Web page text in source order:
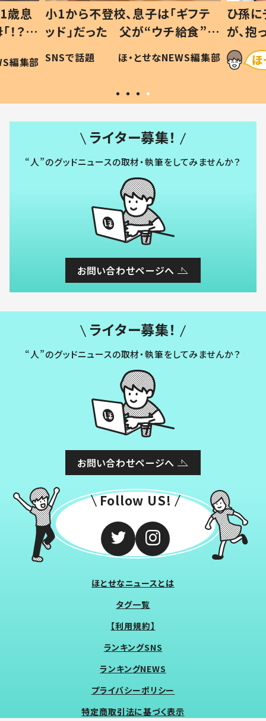
歳息
？」
編集部
小1から不登校、息子は「ギフテ
ッド」だった 父が“ウチ給食”を
作り続ける理由とは #令和の親
#令和の子
SNSで話題 ほ・とせなNEWS編集部
ひ孫
が、
「涙が
い」
ライター募集！
“人”のグッドニュースの取材・執筆をしてみませんか？
お問い合わせページへ
ライター募集！
“人”のグッドニュースの取材・執筆をしてみませんか？
お問い合わせページへ
Follow US!
ほとせなニュースとは
タグ一覧
【利用規約】
ランキングSNS
ランキングNEWS
プライバシーポリシー
特定商取引法に基づく表示